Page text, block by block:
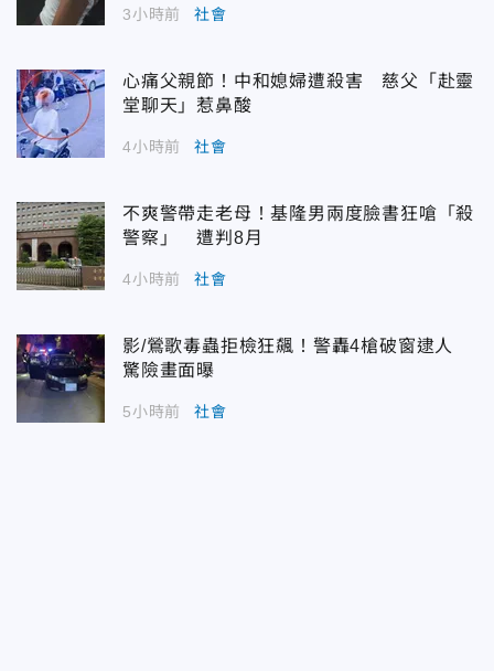
3小時前 社會
心痛父親節！中和媳婦遭殺害 慈父「赴靈
堂聊天」惹鼻酸
4小時前 社會
不爽警帶走老母！基隆男兩度臉書狂嗆「殺
警察」 遭判8月
4小時前 社會
影/鶯歌毒蟲拒檢狂飆！警轟4槍破窗逮人
驚險畫面曝
5小時前 社會